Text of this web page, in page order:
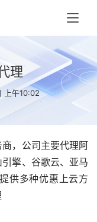
理
上午10:02
，公司主要代理阿
擎、谷歌云、亚马
供多种优惠上云方